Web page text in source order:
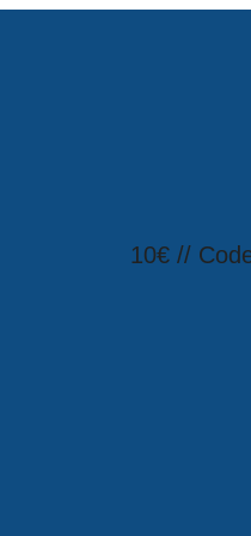
10€ //